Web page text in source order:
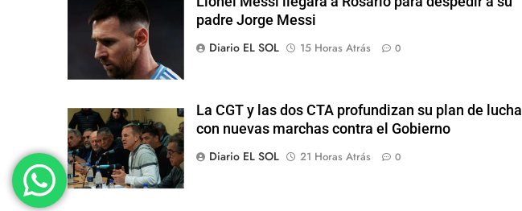
padre Jorge Messi
Diario EL SOL
15 Horas Atrás 0
La CGT y las dos CTA profundizan su plan de lucha
con nuevas marchas contra el Gobierno
Diario EL SOL
21 Horas Atrás 0